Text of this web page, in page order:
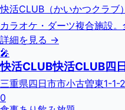
快活CLUB（かいかつクラブ
カラオケ・ダーツ複合施設
詳細を見る →
🎤
快活CLUB快活CLUB四
三重県四日市市小古曽東1-1-2
0